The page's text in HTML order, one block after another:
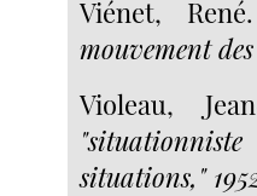
Viénet,
mouvement
Violeau,
situations,"